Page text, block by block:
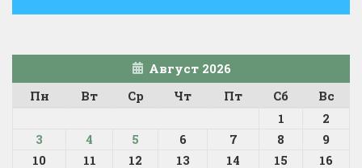
Август 2026
Пн
Вт Ср Чт Пт Сб
Вс
1
2
3
4 5 6 7 8
9
10
11 12 13 14 15
16